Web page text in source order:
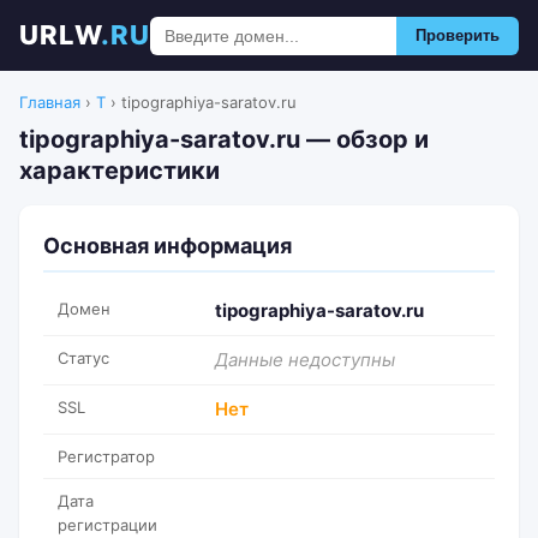
URLW.RU Проверить
Главная › T › tipographiya-saratov.ru
tipographiya-saratov.ru — обзор и
характеристики
Основная информация
Домен tipographiya-saratov.ru
Статус Данные недоступны
SSL Нет
Регистратор
Дата
регистрации